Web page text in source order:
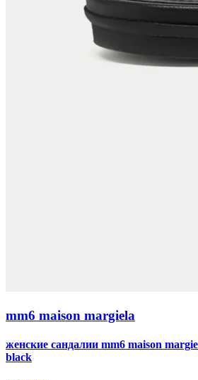
mm6 maison margiela
женские сандалии mm6 maison
black